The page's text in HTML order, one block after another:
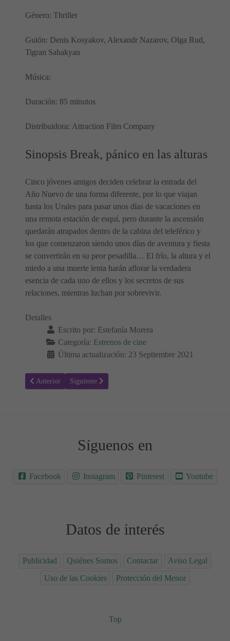
Género: Thriller
Guión: Denis Kosyakov, Alexandr Nazarov, Olga Rud,
Tigran Sahakyan
Música:
Duración: 85 minutos
Distribuidora: Attraction Film Company
Sinopsis Break, pánico en las alturas
Cinco jóvenes amigos deciden celebrar la entrada del
Año Nuevo de una forma diferente, por lo que viajan
hasta los Urales para pasar unos días de vacaciones en
una remota estación de esquí, pero durante la ascensión
quedarán atrapados dentro de la cabina del teleférico y
los que comenzaron siendo unos días de aventura y fiesta
se convertirán en su peor pesadilla… El frío, la altura y el
miedo a una muerte lenta harán aflorar la verdadera
esencia de cada uno de ellos y los secretos de sus
relaciones, mientras luchan por sobrevivir.
Detalles
Escrito por: Estefanía Morera
Categoría: Estrenos de cine
Última actualización: 23 Septiembre 2021
Artículo anterior: Bella y el circo mágico - Sinopsis y Trailer
Anterior Artículo siguiente: No respires 2 - Sinopsis y Trailer
Siguiente
Síguenos en
Facebook Instagram Pinterest Youtube
Datos de interés
Publicidad Quiénes Somos Contactar
Aviso Legal
Uso de las Cookies
Protección del Menor
Top